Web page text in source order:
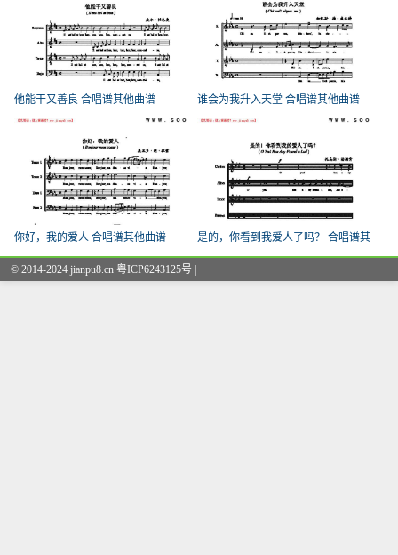
他能干又善良 合唱谱其他曲谱 谁会为我升入天堂 合唱谱其他曲谱
你好，我的爱人 合唱谱其他曲谱
是的，你看到我爱人了吗？ 合唱谱其
他
© 2014-2024 jianpu8.cn 粤ICP6243125号 |